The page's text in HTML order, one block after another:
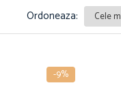
Ordoneaza:
-9%